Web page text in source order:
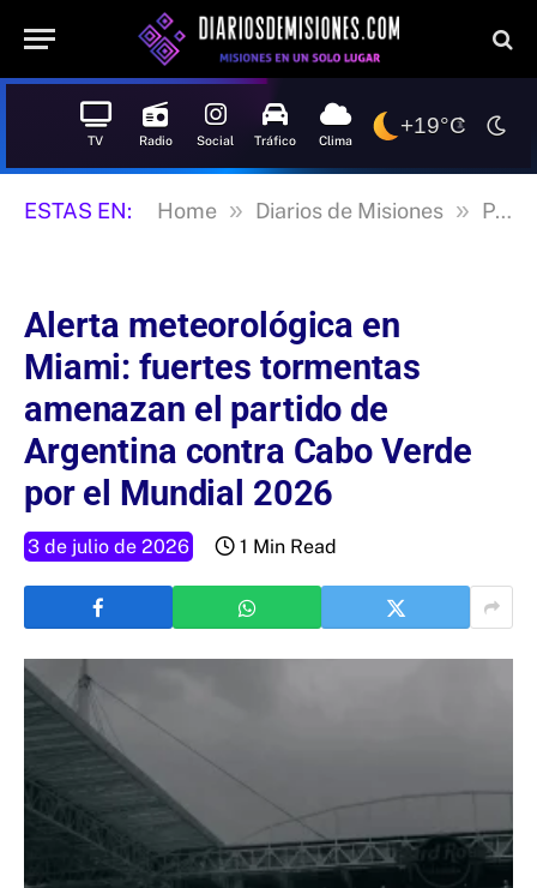
TV Radio Social Tráfico Clima
+19°C
ESTAS EN: Home » Diarios de Misiones » Posadas
Alerta meteorológica en
Miami: fuertes tormentas
amenazan el partido de
Argentina contra Cabo Verde
por el Mundial 2026
3 de julio de 2026 1 Min Read